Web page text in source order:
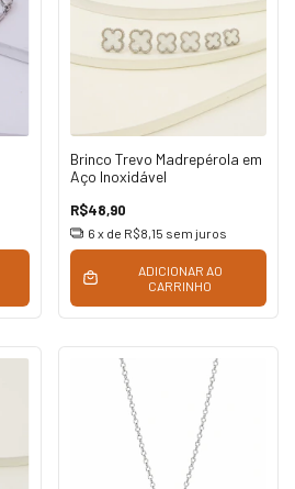
Brinco Trevo Madrepérola em
Aço Inoxidável
R$48,90
6 x de R$8,15 sem juros
ADICIONAR AO
CARRINHO